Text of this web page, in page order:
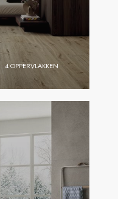
4 OPPERVLAKKEN